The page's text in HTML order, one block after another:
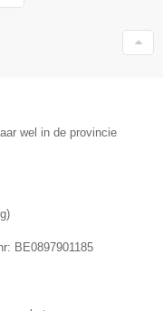
wel in de provincie
)
BE0897901185